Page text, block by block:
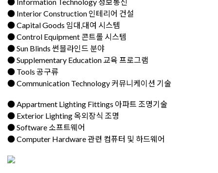
● Interior Construction 인테리어 건설
● Capital Goods 임대,대여 시스템
● Control Equipment 콘트롤 시스템
● Sun Blinds 썬블라인드 분야
● Supplementary Education 교육 프로그램
● Tools 공구류
● Communication Technology 커뮤니케이션 기술
● Appartment Lighting Fittings 아파트 조명기술
● Exterior Lighting 옥외장식 조명
● Software 소프트웨어
● Computer Hardware 관련 컴퓨터 및 하드웨어